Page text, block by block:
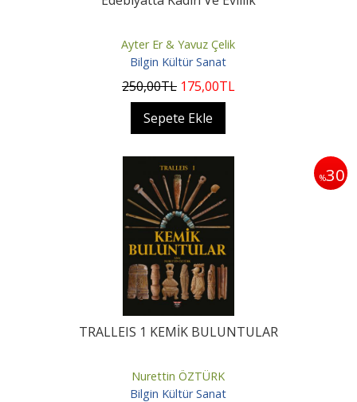
Ayter Er & Yavuz Çelik
Bilgin Kültür Sanat
250,00TL 175,00TL
Sepete Ekle
%30
TRALLEIS 1 KEMİK BULUNTULAR
Nurettin ÖZTÜRK
Bilgin Kültür Sanat